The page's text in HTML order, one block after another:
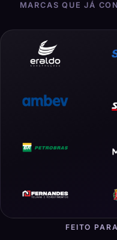
MARCAS QUE JÁ
FEITO